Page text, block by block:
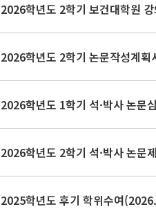
2026학년도 1학기 석·박사 논
2026학년도 2학기 석·박사 논
2025학년도 후기 학위수여